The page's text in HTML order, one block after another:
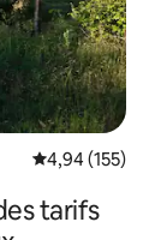
Évaluation
4,94 (155)
tarifs